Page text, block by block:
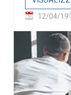
12/04/19